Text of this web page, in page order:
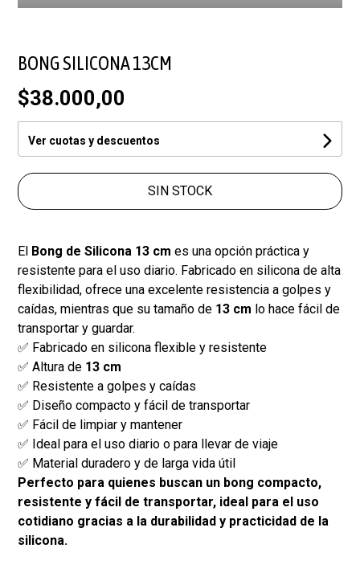
BONG SILICONA 13CM
$38.000,00
Ver cuotas y descuentos
SIN STOCK
El Bong de Silicona 13 cm es una opción práctica y
resistente para el uso diario. Fabricado en silicona de alta
flexibilidad, ofrece una excelente resistencia a golpes y
caídas, mientras que su tamaño de 13 cm lo hace fácil de
transportar y guardar.
✅ Fabricado en silicona flexible y resistente
✅ Altura de 13 cm
✅ Resistente a golpes y caídas
✅ Diseño compacto y fácil de transportar
✅ Fácil de limpiar y mantener
✅ Ideal para el uso diario o para llevar de viaje
✅ Material duradero y de larga vida útil
Perfecto para quienes buscan un bong compacto,
resistente y fácil de transportar, ideal para el uso
cotidiano gracias a la durabilidad y practicidad de la
silicona.